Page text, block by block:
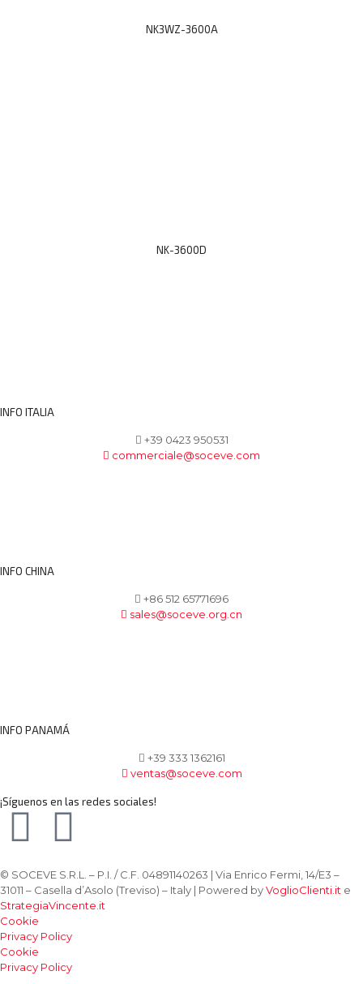
NK3WZ-3600A
NK-3600D
INFO ITALIA
+39 0423 950531
commerciale@soceve.com
INFO CHINA
+86 512 65771696
sales@soceve.org.cn
INFO PANAMÁ
+39 333 1362161
ventas@soceve.com
¡Síguenos en las redes sociales!
© SOCEVE S.R.L. – P.I. / C.F. 04891140263 | Via Enrico Fermi, 14/E3 –
31011 – Casella d’Asolo (Treviso) – Italy | Powered byVoglioClienti.it e
StrategiaVincente.it
Cookie
Privacy Policy
Cookie
Privacy Policy